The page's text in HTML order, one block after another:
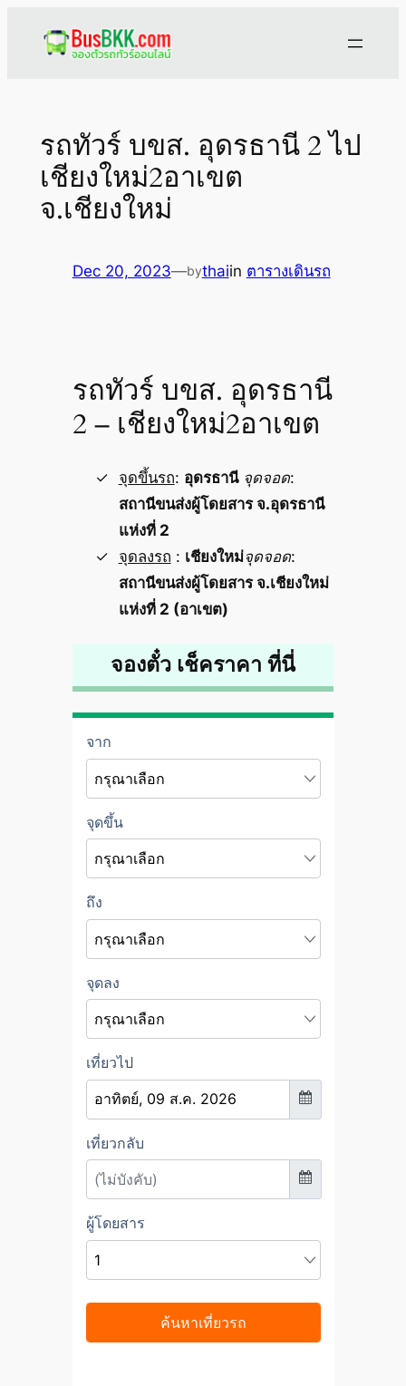
รถทัวร์ บขส. อุดรธานี 2 ไป
เชียงใหม่2อาเขต
จ.เชียงใหม่
Dec 20, 2023—bythaiin ตารางเดินรถ
รถทัวร์ บขส. อุดรธานี
2 – เชียงใหม่2อาเขต
จุดขึ้นรถ: อุดรธานี จุดจอด:
สถานีขนส่งผู้โดยสาร จ.อุดรธานี
แห่งที่ 2
จุดลงรถ : เชียงใหม่จุดจอด:
สถานีขนส่งผู้โดยสาร จ.เชียงใหม่
แห่งที่ 2 (อาเขต)
จองตั๋ว เช็คราคา ที่นี่